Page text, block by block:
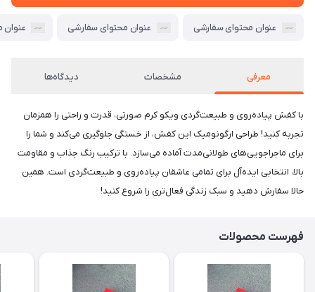
عنوان محتوای سفارشی عنوان محتوای سفارشی عنوان
معرفی مشخصات دیدگاه‌ها
با کفش پیاده‌روی و طبیعت‌گردی ویکو کرم صورتی، قدرت و راحتی را همزمان
تجربه کنید! طراحی ارگونومیک این کفش، از خستگی جلوگیری می‌کند و شما را
برای ماجراجویی‌های طولانی‌مدت آماده می‌سازد. با ترکیب رنگ جذاب و مقاومت
بالا، انتخابی ایده‌آل برای تمامی عاشقان پیاده‌روی و طبیعت‌گردی است. همین
حالا سفارش دهید و سبک زندگی فعال‌تری را شروع کنید!
فهرست محصولات